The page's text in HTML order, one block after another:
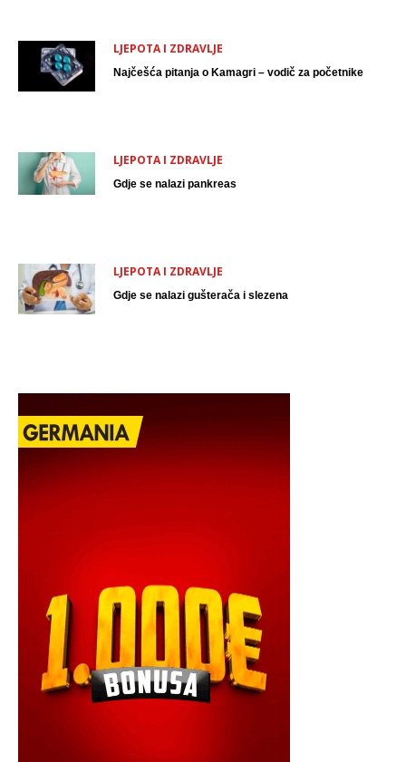
LJEPOTA I ZDRAVLJE
Najčešća pitanja o Kamagri – vodič za početnike
LJEPOTA I ZDRAVLJE
Gdje se nalazi pankreas
LJEPOTA I ZDRAVLJE
Gdje se nalazi gušterača i slezena